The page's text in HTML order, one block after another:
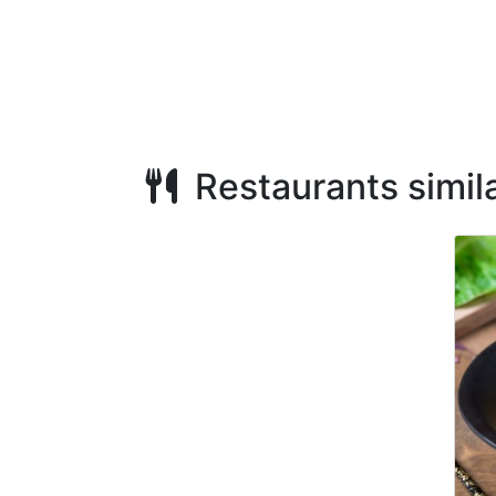
Restaurants